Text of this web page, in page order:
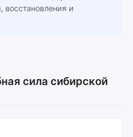
восстановления и
сила сибирской